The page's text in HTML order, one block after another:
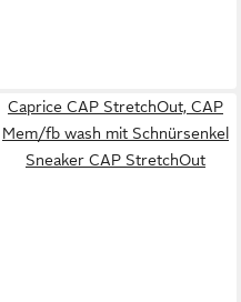
Caprice CAP StretchOut, CAP
Mem/fb wash mit Schnürsenkel
Sneaker CAP StretchOut